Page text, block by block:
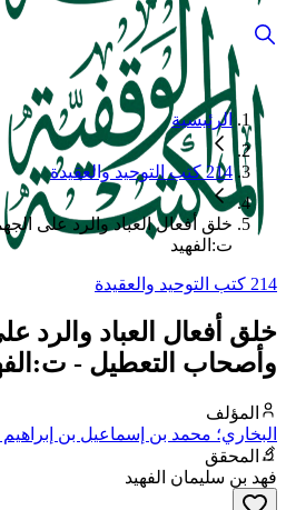
الرئيسية
214 كتب التوحيد والعقيدة
خلق أفعال العباد والرد على
ت:الفهيد
214 كتب التوحيد والعقيدة
خلق أفعال العباد والرد
وأصحاب التعطيل -
المؤلف
البخاري؛ محمد بن إسماعيل بن إبراهيم
اللهالمحقق
فهد بن سليمان الفهيد